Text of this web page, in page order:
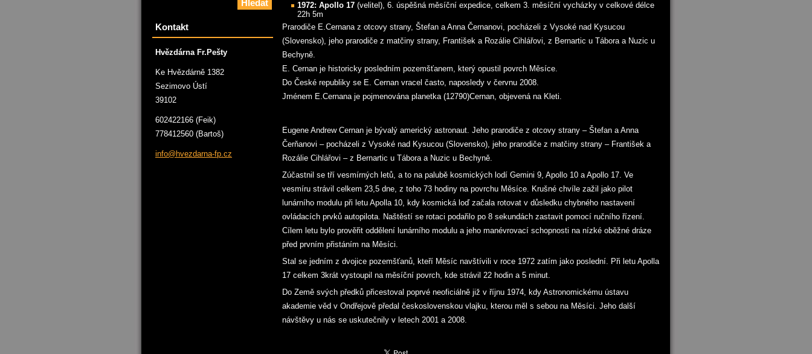
1972: Apollo 17 (velitel), 6. úspěšná měsíční expedice, celkem 3. měsíční vycházky v celkové délce
22h 5m
Prarodiče E.Cernana z otcovy strany, Štefan a Anna Černanovi, pocházeli z Vysoké nad Kysucou
(Slovensko), jeho prarodiče z matčiny strany, František a Rozálie Cihlářovi, z Bernartic u Tábora a Nuzic u
Bechyně.
E. Cernan je historicky posledním pozemšťanem, který opustil povrch Měsíce.
Do České republiky se E. Cernan vracel často, naposledy v červnu 2008.
Jménem E.Cernana je pojmenována planetka (12790)Cernan, objevená na Kleti.
Eugene Andrew Cernan je bývalý americký astronaut. Jeho prarodiče z otcovy strany – Štefan a Anna
Čerňanovi – pocházeli z Vysoké nad Kysucou (Slovensko), jeho prarodiče z matčiny strany – František a
Rozálie Cihlářovi – z Bernartic u Tábora a Nuzic u Bechyně.
Zúčastnil se tří vesmírných letů, a to na palubě kosmických lodí Gemini 9, Apollo 10 a Apollo 17. Ve
vesmíru strávil celkem 23,5 dne, z toho 73 hodiny na povrchu Měsíce. Krušné chvíle zažil jako pilot
lunárního modulu při letu Apolla 10, kdy kosmická loď začala rotovat v důsledku chybného nastavení
ovládacích prvků autopilota. Naštěstí se rotaci podařilo po 8 sekundách zastavit pomocí ručního řízení.
Cílem letu bylo prověřit oddělení lunárního modulu a jeho manévrovací schopnosti na nízké oběžné dráze
před prvním přistáním na Měsíci.
Stal se jedním z dvojice pozemšťanů, kteří Měsíc navštívili v roce 1972 zatím jako poslední. Při letu Apolla
17 celkem 3krát vystoupil na měsíční povrch, kde strávil 22 hodin a 5 minut.
Do Země svých předků přicestoval poprvé neoficiálně již v říjnu 1974, kdy Astronomickému ústavu
akademie věd v Ondřejově předal československou vlajku, kterou měl s sebou na Měsíci. Jeho další
návštěvy u nás se uskutečnily v letech 2001 a 2008.
Kontakt
Hvězdárna Fr.Pešty
Ke Hvězdárně 1382
Sezimovo Ústí
39102
602422166 (Feik)
778412560 (Bartoš)
info@hvezdarna-fp.cz